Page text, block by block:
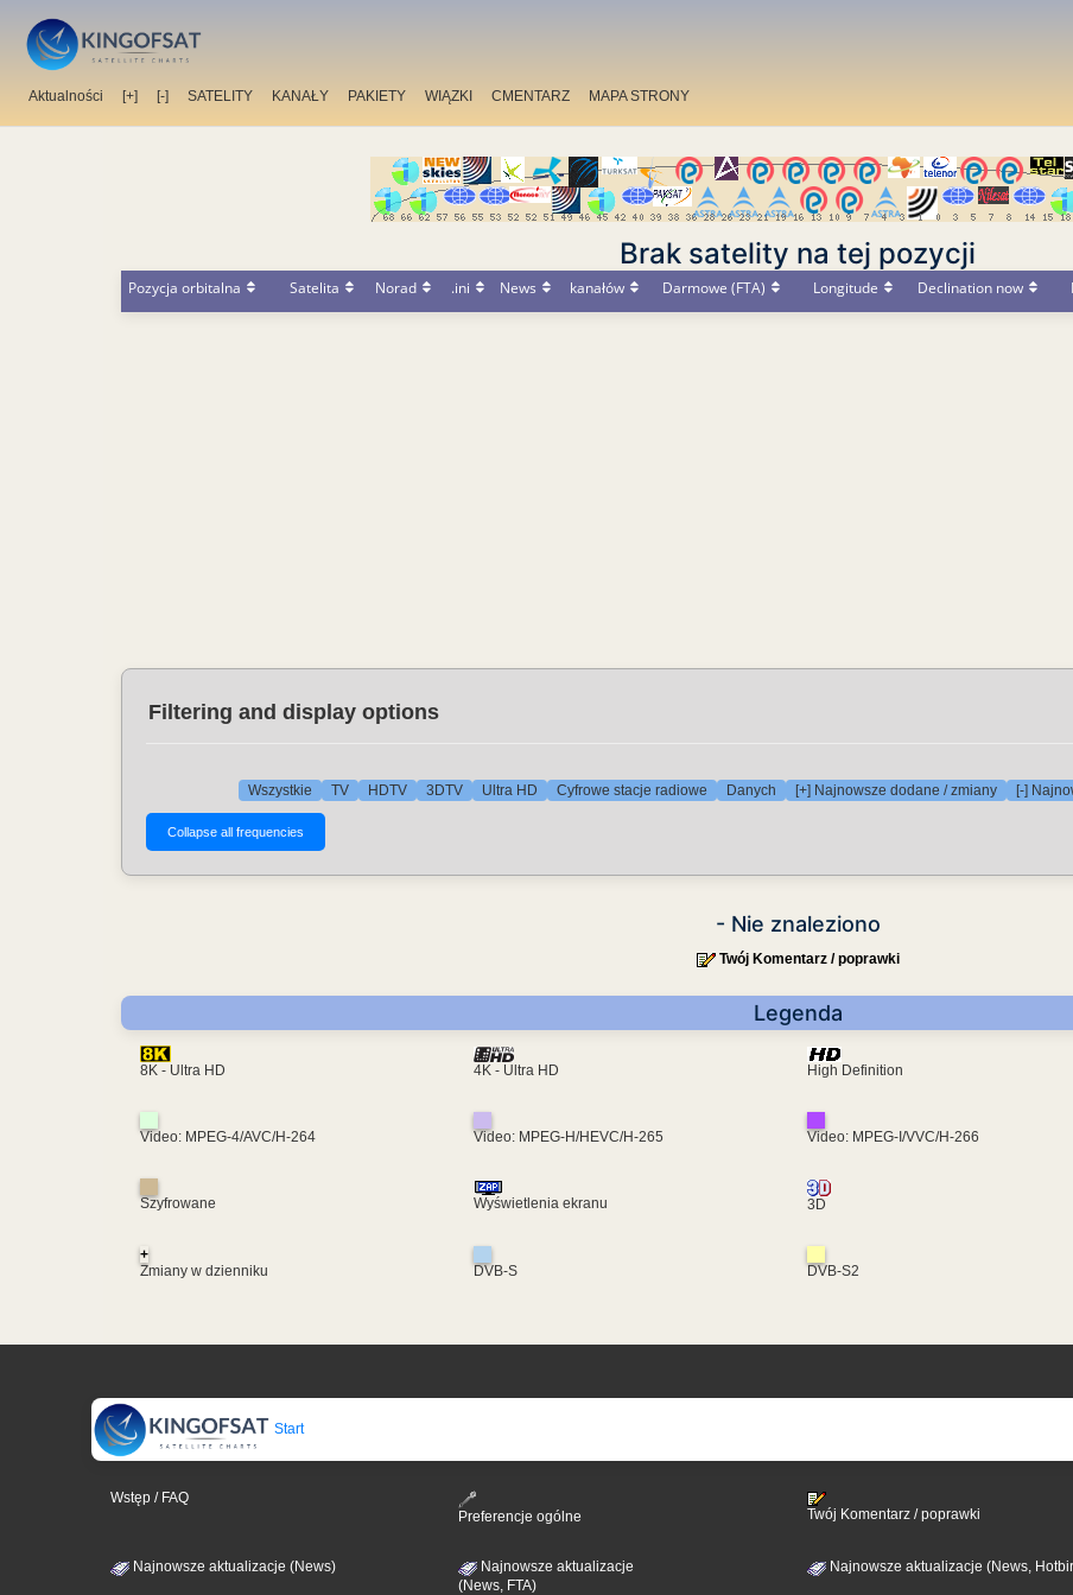
Aktualności [+] [-] SATELITY KANAŁY PAKIETY WIĄZKI CMENTARZ MAPA STRONY
Brak satelity na tej pozycji
Pozycja orbitalna Satelita Norad .ini News kanałów Darmowe (FTA) Longitude Declination now
Filtering and display options
Wszystkie TV HDTV 3DTV Ultra HD Cyfrowe stacje radiowe Danych [+] Najnowsze dodane / zmiany [-]
- Nie znaleziono
Twój Komentarz / poprawki
Legenda
8K - Ultra HD 4K - Ultra HD High Definition
Video: MPEG-4/AVC/H-264 Video: MPEG-H/HEVC/H-265 Video: MPEG-I/VVC/H-266
Szyfrowane Wyświetlenia ekranu 3D
+
Zmiany w dzienniku
DVB-S DVB-S2
Start
Wstęp / FAQ
Preferencje ogólne
Twój Komentarz / poprawki
Najnowsze aktualizacje (News)
Najnowsze aktualizacje
(News, FTA)
Najnowsze aktualizacje (News,